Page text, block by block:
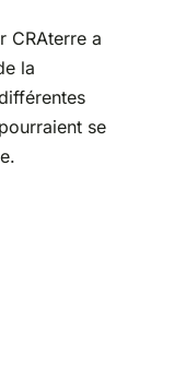
CRAterre a
la
se